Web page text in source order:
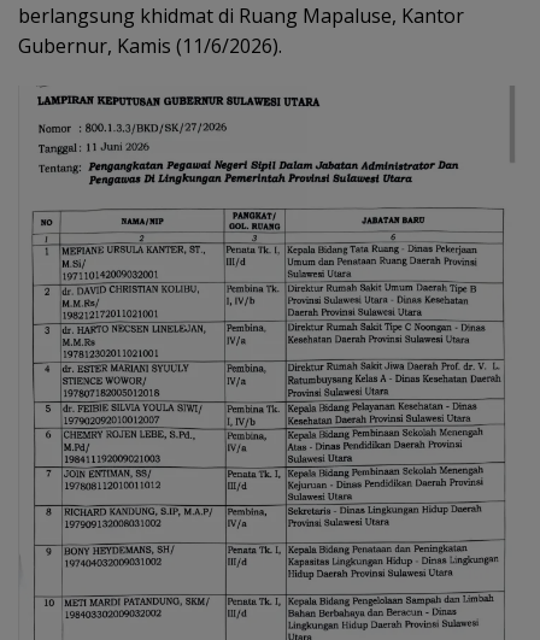
berlangsung khidmat di Ruang Mapaluse, Kantor
Gubernur, Kamis (11/6/2026).